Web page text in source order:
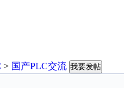
> 国产PLC交流 我要发帖